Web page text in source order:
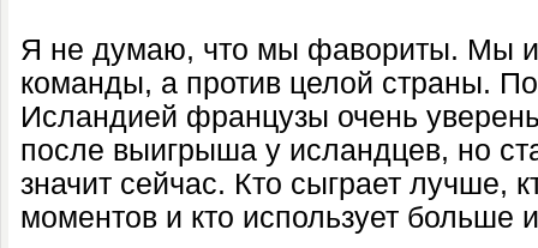
Я не думаю, что мы фавориты. Мы
команды, а против целой страны.
Исландией французы очень
после выигрыша у исландцев, но
значит сейчас. Кто сыграет лучше,
моментов и кто использует больше